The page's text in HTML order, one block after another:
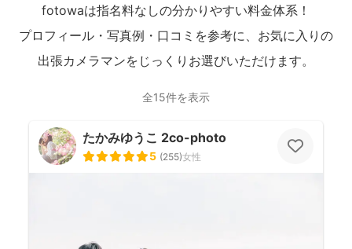
fotowaは指名料なしの分かりやすい料金体系！
プロフィール・写真例・口コミを参考に、お気に入りの
出張カメラマンをじっくりお選びいただけます。
全15件を表示
たかみゆうこ 2co-photo
5 (255)女性